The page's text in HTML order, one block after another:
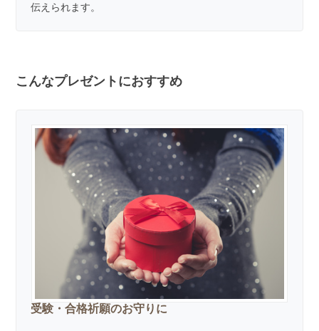
伝えられます。
こんなプレゼントにおすすめ
受験・合格祈願のお守りに